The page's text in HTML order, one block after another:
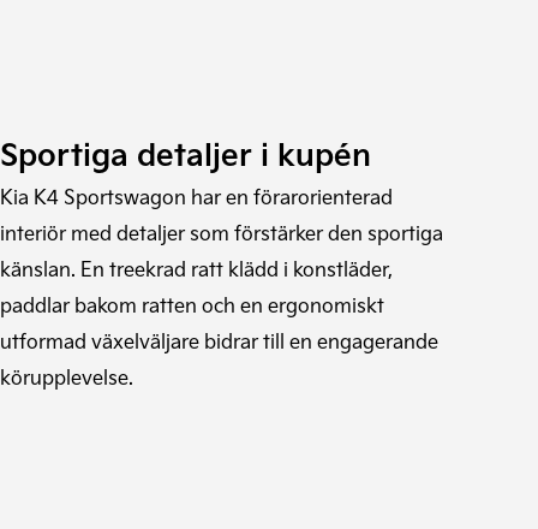
Sportiga detaljer i kupén
Kia K4 Sportswagon har en förarorienterad
interiör med detaljer som förstärker den sportiga
känslan. En treekrad ratt klädd i konstläder,
paddlar bakom ratten och en ergonomiskt
utformad växelväljare bidrar till en engagerande
körupplevelse.